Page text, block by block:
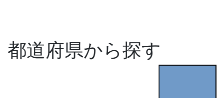
都道府県から探す